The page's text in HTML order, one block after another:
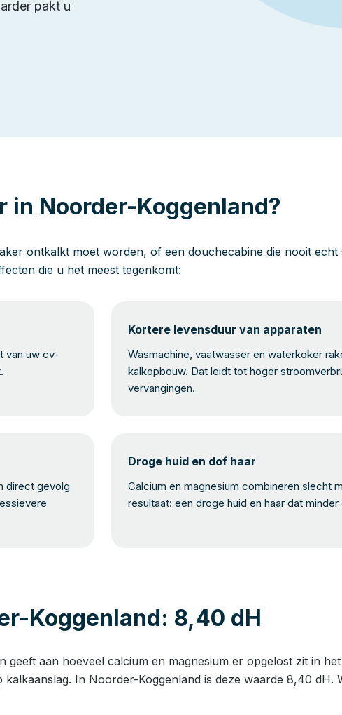
pakt u
in Noorder-Koggenland?
ontkalkt moet worden, of een douchecabine die nooit
die u het meest tegenkomt:
van uw cv-
Kortere levensduur van apparaten
Wasmachine, vaatwasser en waterkoker
kalkopbouw. Dat leidt tot hoger
vervangingen.
direct gevolg
Droge huid en dof haar
Calcium en magnesium combineren slecht
resultaat: een droge huid en haar dat
Koggenland: 8,40 dH
aan hoeveel calcium en magnesium er opgelost zit in
In Noorder-Koggenland is deze waarde 8,40 dH.